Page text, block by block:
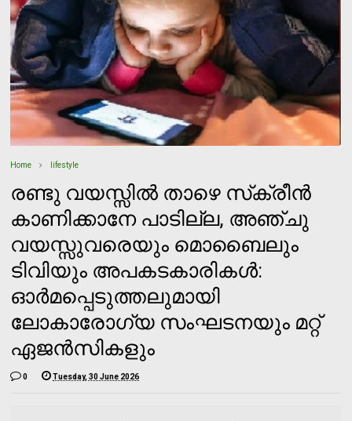
Home lifestyle
രണ്ടു വയസ്സില്‍ താഴെ സ്‌ക്രീന്‍
കാണിക്കാനേ പാടില്ല, അഞ്ചു
വയസ്സുവരെയും മൊബൈലും
ടിവിയും അപകടകാരികള്‍:
ഓര്‍മപ്പെടുത്തലുമായി
ലോകാരോഗ്യ സംഘടനയും മറ്റ്
ഏജന്‍സികളും
0 Tuesday, 30 June 2026